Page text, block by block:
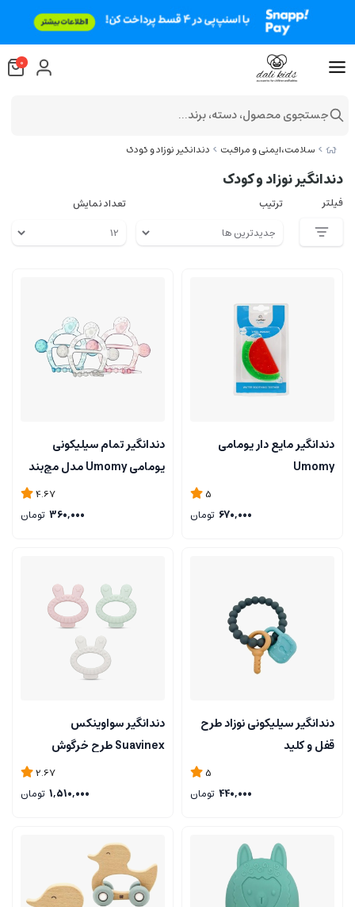
سلامت،ایمنی و مراقبت دندانگیر نوزاد و کودک
دندانگیر نوزاد و کودک
فیلتر ترتیب تعداد نمایش
دندانگیر مایع دار یومامی
Umomy
5
670,000 تومان
دندانگیر تمام سیلیکونی
یومامی Umomy مدل مچ‌بند
4.67
360,000 تومان
دندانگیر سیلیکونی نوزاد طرح
قفل و کلید
5
440,000 تومان
دندانگیر سواوینکس
Suavinex طرح خرگوش
2.67
1,510,000 تومان
0
جستجوی محصول، دسته، برند...